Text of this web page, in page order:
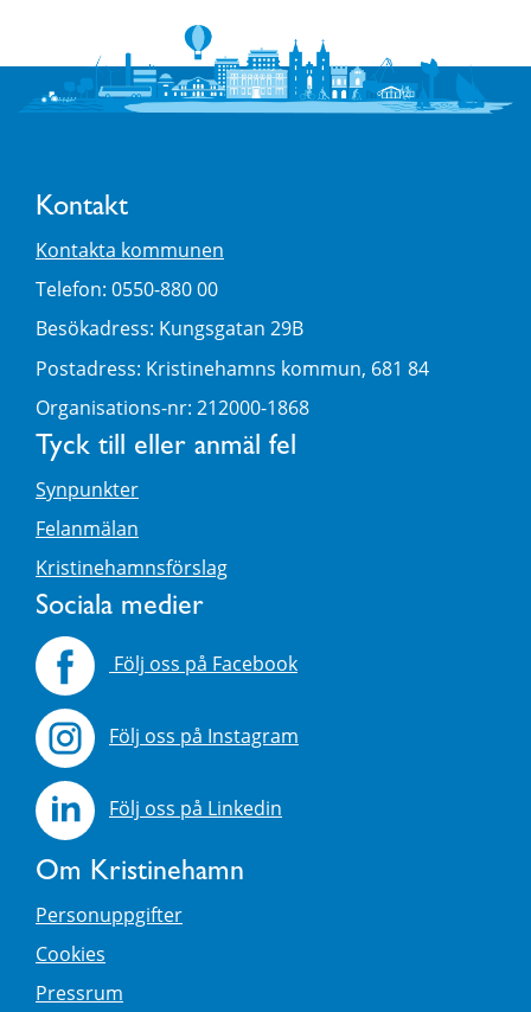
Kontakt
Kontakta kommunen
Telefon: 0550-880 00
Besökadress: Kungsgatan 29B
Postadress: Kristinehamns kommun, 681 84
Organisations-nr: 212000-1868
Tyck till eller anmäl fel
Synpunkter
Felanmälan
Kristinehamnsförslag
Sociala medier
Följ oss på Facebook
Följ oss på Instagram
Följ oss på Linkedin
Om Kristinehamn
Personuppgifter
Cookies
Pressrum